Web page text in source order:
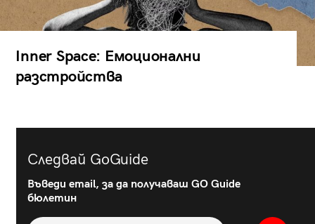
Inner Space: Емоционални
разстройства
Следвай GoGuide
Въведи email, за да получаваш GO Guide
бюлетин